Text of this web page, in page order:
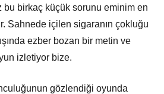
bu birkaç küçük sorunu eminim en
Sahnede içilen sigaranın çokluğu
ezber bozan bir metin ve
izletiyor bize.
gözlendiği oyunda